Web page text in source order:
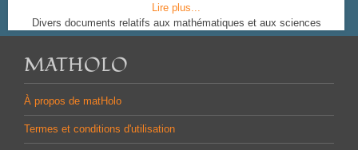
Lire plus...
Divers documents relatifs aux mathématiques et aux sciences
MATHOLO
À propos de matHolo
Termes et conditions d'utilisation